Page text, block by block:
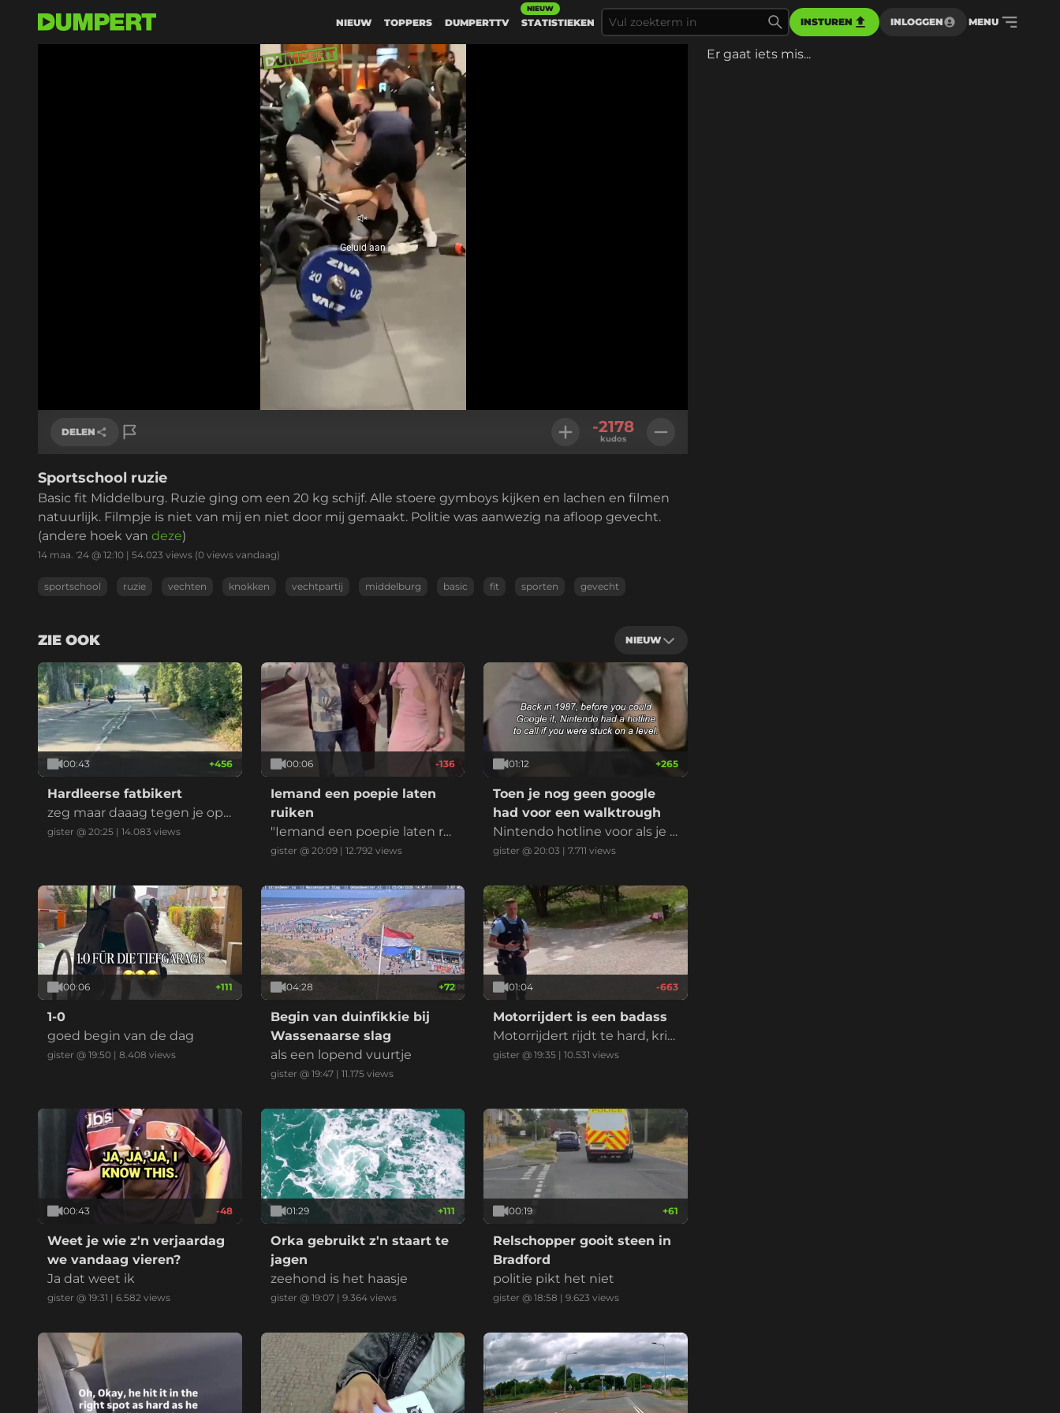
NIEUW TOPPERS DUMPERTTV STATISTIEKEN
NIEUW
INSTUREN INLOGGEN MENU
Er gaat iets mis...
Geluid
aan
Geluid aan
DELEN
Link kopiëren
-2178
kudos
Sportschool ruzie
Basic fit Middelburg. Ruzie ging om een 20 kg schijf. Alle stoere gymboys kijken en lachen en filmen
natuurlijk. Filmpje is niet van mij en niet door mij gemaakt. Politie was aanwezig na afloop gevecht.
(andere hoek van deze)
14 maa. '24 @ 12:10 | 54.023 views (0 views vandaag)
sportschool ruzie vechten knokken vechtpartij middelburg basic fit sporten gevecht
ZIE OOK NIEUW
00:43 +456
Hardleerse fatbikert
zeg maar daaag tegen je opg
evoerde kinderbrommer
gister @ 20:25 | 14.083 views
00:06 -136
Iemand een poepie laten
ruiken
"Iemand een poepie laten rui
ken" is een bekende Nederla
ent dat je iemand wilt verbaz
en, imponeren of laten zien d
at je ergens heel goed in ben
t, vaak in een wedstrijd of mo
eilijke situatie
gister @ 20:09| 12.792 views
01:12 +265
Toen je nog geen google
had voor een walktrough
Nintendo hotline voor als je k
wam vast te zitten in een lev
gister @ 20:03 |7.711 views
00:06 +111
1-0
goed begin van de dag
gister @ 19:50 | 8.408 views
04:28 +72
Begin van duinfikkie bij
Wassenaarse slag
als een lopend vuurtje
gister @ 19:47| 11.175views
01:04 -663
Motorrijdert is een badass
Motorrijdert rijdt te hard, krij
gt een bekeuring en voelt zi
ideo is versneld en ingekort.
gister @ 19:35 |10.531 views
00:43 -48
Weet je wie z'n verjaardag
we vandaag vieren?
Ja dat weet ik
gister @ 19:31 | 6.582 views
01:29 +111
Orka gebruikt z'n staart te
jagen
zeehond is het haasje
gister @ 19:07| 9.364views
00:19 +61
Relschopper gooit steen in
Bradford
politie pikt het niet
gister @ 18:58 |9.623 views